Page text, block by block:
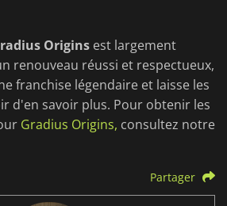
Origins est largement
renouveau réussi et respectueux,
franchise légendaire et laisse les
d'en savoir plus. Pour obtenir les
Gradius Origins, consultez notre
Partager